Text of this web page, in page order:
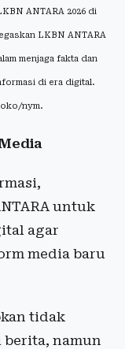
ANTARA 2026 di
LKBN ANTARA
menjaga fakta dan
di era digital.
nym.
untuk
agar
media baru
tidak
namun